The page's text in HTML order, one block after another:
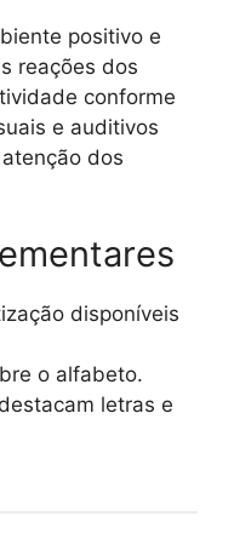
positivo e
reações dos
conforme
e auditivos
dos
disponíveis
o alfabeto.
letras e